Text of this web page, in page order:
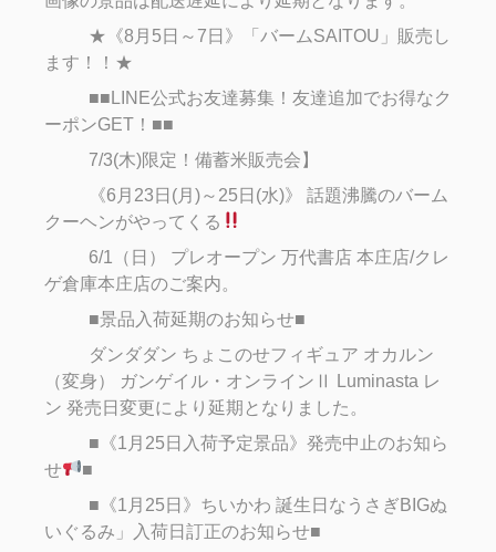
★《8月5日～7日》「バームSAITOU」販売し
ます！！★
■■LINE公式お友達募集！友達追加でお得なク
ーポンGET！■■
7/3(木)限定！備蓄米販売会】
《6月23日(月)～25日(水)》 話題沸騰のバーム
クーヘンがやってくる
6/1（日） プレオープン 万代書店 本庄店/クレ
ゲ倉庫本庄店のご案内。
■景品入荷延期のお知らせ■
ダンダダン ちょこのせフィギュア オカルン
（変身） ガンゲイル・オンラインⅡ Luminasta レ
ン 発売日変更により延期となりました。
■《1月25日入荷予定景品》発売中止のお知ら
せ
■
■《1月25日》ちいかわ 誕生日なうさぎBIGぬ
いぐるみ」入荷日訂正のお知らせ■